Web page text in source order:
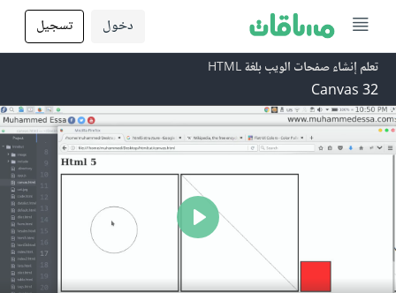
دخول تسجيل
تعلم إنشاء صفحات الويب بلغة HTML
32 Canvas
Play